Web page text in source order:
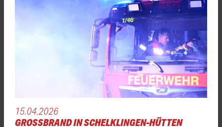
15.04.2026
GROSSBRAND IN SCHELKLINGEN-HÜTTEN V